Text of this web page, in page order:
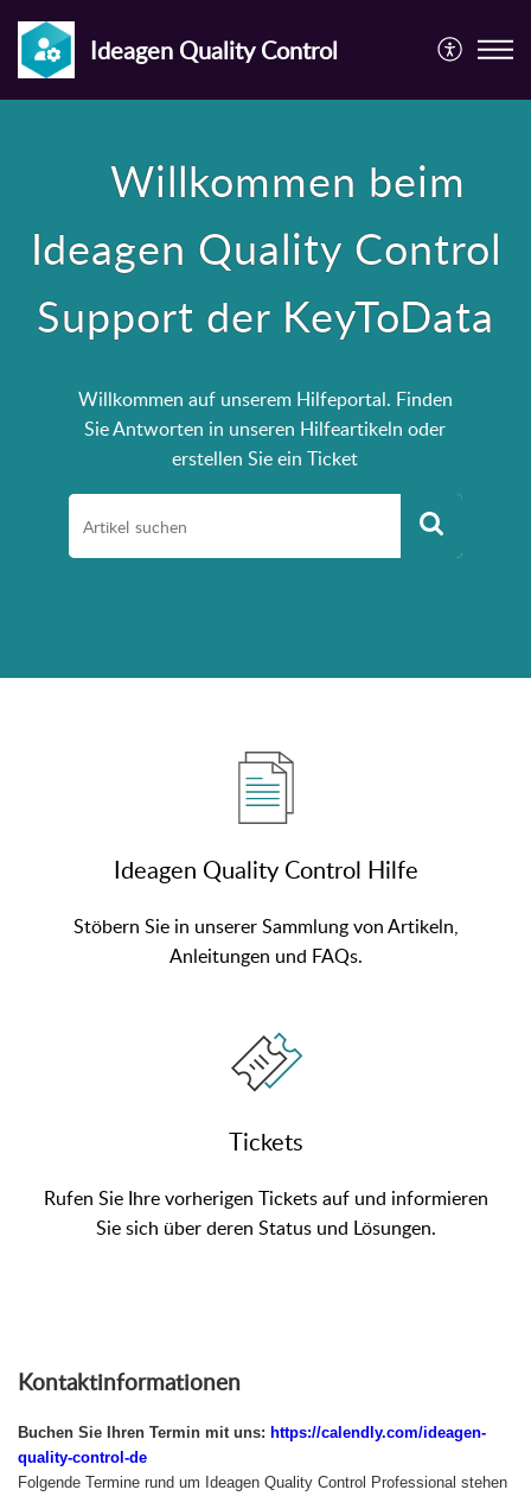
Ideagen Quality Control
Stöbern Sie in unserer Sammlung von Artikeln,
Anleitungen und FAQs.
Tickets
Rufen Sie Ihre vorherigen Tickets auf und informieren
Sie sich über deren Status und Lösungen.
Kontaktinformationen
Buchen Sie Ihren Termin mit uns: https://calendly.com/ideagen-
quality-control-de
Folgende Termine rund um Ideagen Quality Control Professional stehen